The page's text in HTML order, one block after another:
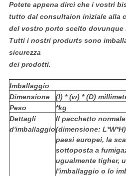
Potete appena dirci che i vostri
tutto dal consultaion iniziale alla
del vostro porto scelto dovunque
Tutti i nostri produrts sono
sicurezza
dei prodotti.
Imballaggio
Dimensione
(l) * (w) * (D)
Peso
*kg
Dettagli
d'imballaggio
Il pacchetto
(dimensione:
paesi europei, la
sottoposta a
ugualmente tigher,
l'imballaggio o lo